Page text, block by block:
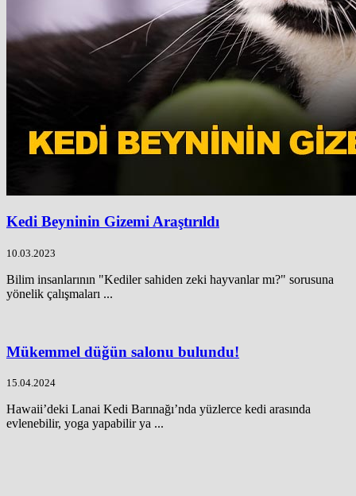
Kedi Beyninin Gizemi Araştırıldı
10.03.2023
Bilim insanlarının "Kediler sahiden zeki hayvanlar mı?" sorusuna
yönelik çalışmaları ...
Mükemmel düğün salonu bulundu!
15.04.2024
Hawaii’deki Lanai Kedi Barınağı’nda yüzlerce kedi arasında
evlenebilir, yoga yapabilir ya ...